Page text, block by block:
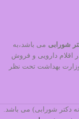
شورابی می باشد،به
فعالیت خود را در اقلام دارویی و فروش
بهداشت تحت نظر
دکتر شورابی) می باشد.